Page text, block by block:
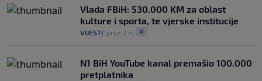
Vlada FBiH: 530.000 KM za oblast
kulture i sporta, te vjerske institucije
VIJESTI prije 2 h 0
N1 BiH YouTube kanal premašio 100.000
pretplatnika